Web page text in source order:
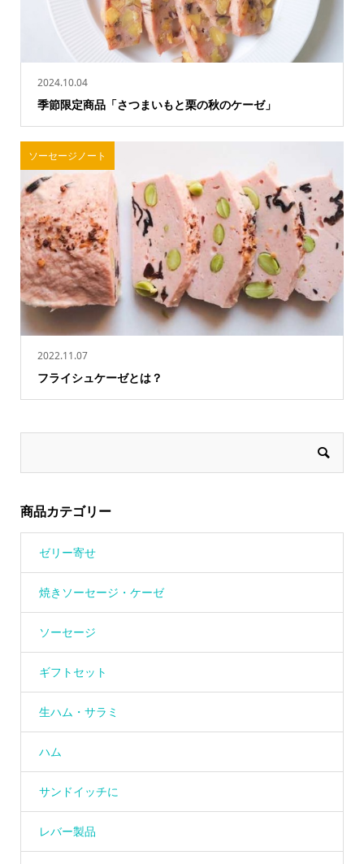
2024.10.04
季節限定商品「さつまいもと栗の秋のケーゼ」
2022.11.07
フライシュケーゼとは？
ソーセージノート
商品カテゴリー
ゼリー寄せ
焼きソーセージ・ケーゼ
ソーセージ
ギフトセット
生ハム・サラミ
ハム
サンドイッチに
レバー製品